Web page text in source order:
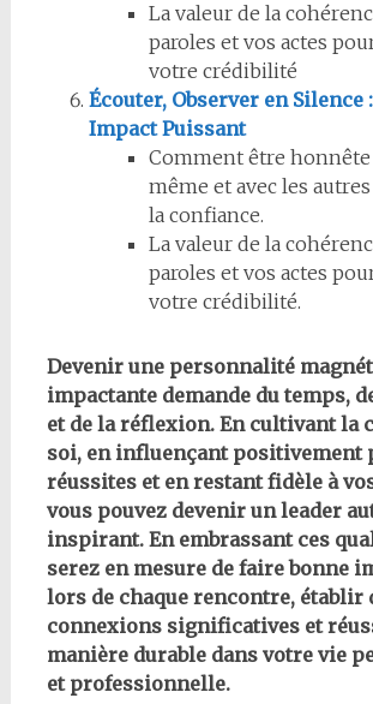
La valeur de la
paroles et vos actes
votre crédibilité
Écouter, Observer en Silence
Impact Puissant
Comment être honnête
même et avec les
la confiance.
La valeur de la
paroles et vos actes
votre crédibilité.
Devenir une personnalité
impactante demande du temps,
et de la réflexion. En cultivant la
soi, en influençant positivement
réussites et en restant fidèle à
vous pouvez devenir un leader
inspirant. En embrassant ces
serez en mesure de faire bonne
lors de chaque rencontre, établir
connexions significatives et
manière durable dans votre vie
et professionnelle.